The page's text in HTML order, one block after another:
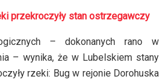
przekroczyły stan ostrzegawczy
– dokonanych rano w
– wynika, że w Lubelskiem stany
rzeki: Bug w rejonie Dorohuska